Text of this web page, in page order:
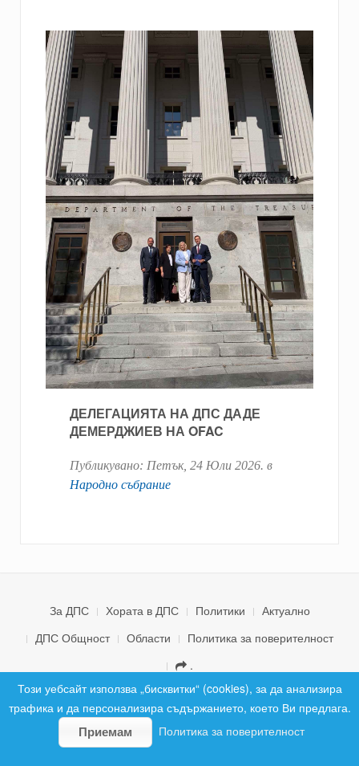
ДЕЛЕГАЦИЯТА НА ДПС ДАДЕ
ДЕМЕРДЖИЕВ НА OFAC
Публикувано: Петък, 24 Юли 2026. в
Народно събрание
За ДПС Хората в ДПС Политики
Актуално
ДПС Общност
Области
Политика за поверителност
.
© 2026 ДПС България. Всички права запазени.
Този уебсайт използва „бисквитки“ (cookies), за да анализира
трафика и да персонализира съдържанието, което Ви предлага.
Приемам Политика за поверителност